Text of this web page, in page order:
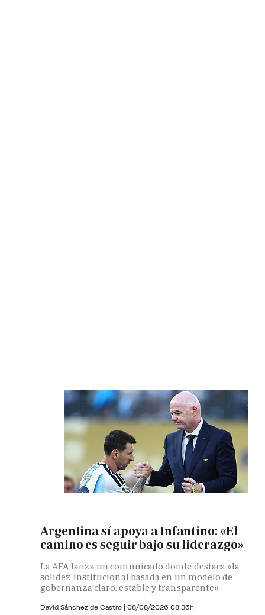
Argentina sí apoya a Infantino: «El
camino es seguir bajo su liderazgo»
La AFA lanza un comunicado donde destaca «la
solidez institucional basada en un modelo de
gobernanza claro, estable y transparente»
David Sánchez de Castro | 08/08/2026 08:36h.